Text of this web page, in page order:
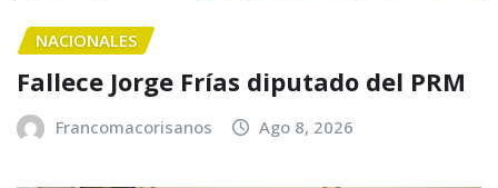
NACIONALES
Fallece Jorge Frías diputado del PRM
Francomacorisanos Ago 8, 2026